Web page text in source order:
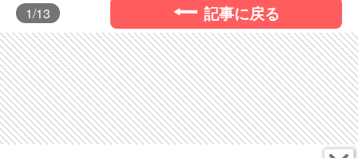
1/13 記事に戻る